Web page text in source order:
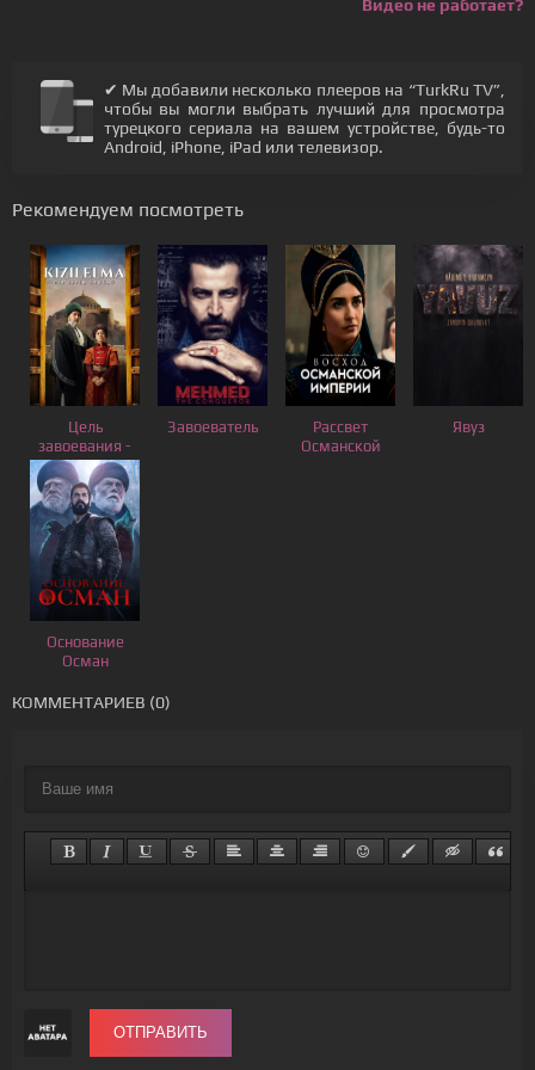
Видео не работает?
✔ Мы добавили несколько плееров на “TurkRu TV”,
чтобы вы могли выбрать лучший для просмотра
турецкого сериала на вашем устройстве, будь-то
Android, iPhone, iPad или телевизор.
Рекомендуем посмотреть
Цель
завоевания -
Красное
яблоко
Завоеватель
Рассвет
Османской
Явуз
Основание
Осман
КОММЕНТАРИЕВ (0)
ОТПРАВИТЬ